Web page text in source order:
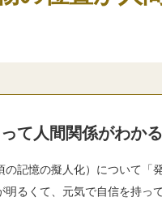
て人間関係がわかる
記憶の擬人化）について「
るくて、元気で自信を持っ